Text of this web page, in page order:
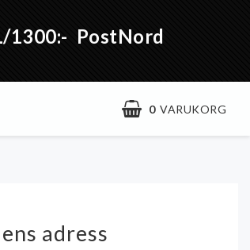
1300:- PostNord
0 VARUKORG
adress